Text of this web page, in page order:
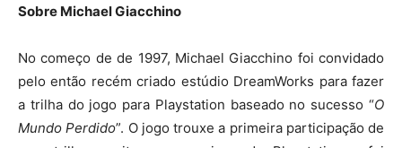
Sobre Michael Giacchino
No começo de de 1997, Michael Giacchino foi convidado
pelo então recém criado estúdio DreamWorks para fazer
a trilha do jogo para Playstation baseado no sucesso “O
Mundo Perdido”. O jogo trouxe a primeira participação de